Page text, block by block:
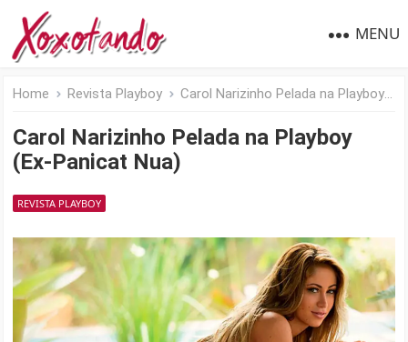
MENU
Home Revista Playboy Carol Narizinho Pelada na Playboy (Ex-Panicat Nua)
Carol Narizinho Pelada na Playboy
(Ex-Panicat Nua)
REVISTA PLAYBOY